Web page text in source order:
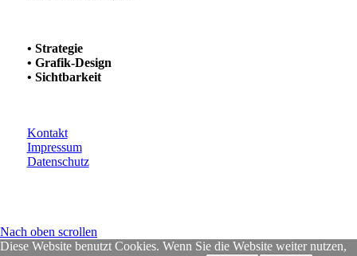
• Strategie
• Grafik-Design
• Sichtbarkeit
Kontakt
Impressum
Datenschutz
Nach oben scrollen
Diese Website benutzt Cookies. Wenn Sie die Website weiter nutzen,